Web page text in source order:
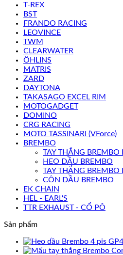
T-REX
BST
FRANDO RACING
LEOVINCE
TWM
CLEARWATER
ÖHLINS
MATRIS
ZARD
DAYTONA
TAKASAGO EXCEL RIM
MOTOGADGET
DOMINO
CRG RACING
MOTO TASSINARI (VForce)
BREMBO
TAY THẮNG BREMBO
HEO DẦU BREMBO
TAY THẮNG BREMBO
CÔN DẦU BREMBO
EK CHAIN
HEL - EARL'S
TTR EXHAUST - CỔ PÔ
Sản phẩm